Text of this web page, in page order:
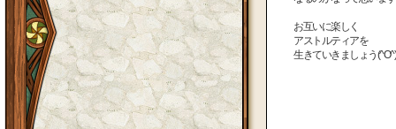
お互いに楽しく
アストルティアを
生きていきましょう